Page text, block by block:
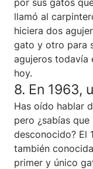
llamó al
hiciera dos
gato y otro para
agujeros todavía
hoy.
8. En 1963,
Has oído hablar
pero ¿sabías
desconocido? El
también
primer y único